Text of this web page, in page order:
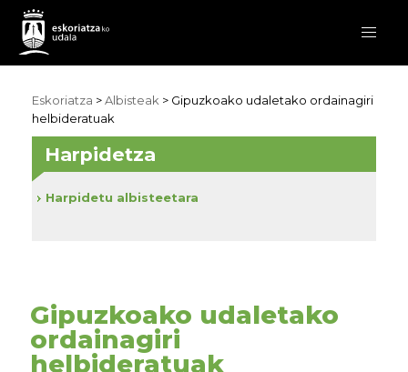
Eskoriatza >Albisteak > Gipuzkoako udaletako ordainagiri
helbideratuak
Gipuzkoako udaletako
ordainagiri
helbideratuak
Harpidetza
Harpidetu albisteetara